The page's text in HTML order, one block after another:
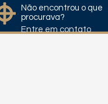
Não encontrou o que
procurava?
Entre em contato